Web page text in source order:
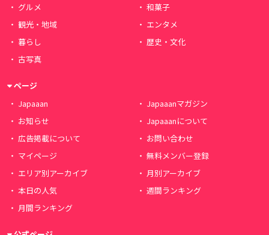
グルメ
和菓子
観光・地域
エンタメ
暮らし
歴史・文化
古写真
ページ
Japaaan
Japaaanマガジン
お知らせ
Japaaanについて
広告掲載について
お問い合わせ
マイページ
無料メンバー登録
エリア別アーカイブ
月別アーカイブ
本日の人気
週間ランキング
月間ランキング